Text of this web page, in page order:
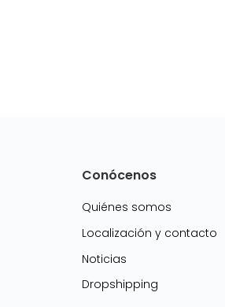
Conócenos
Quiénes somos
Localización y contacto
Noticias
Dropshipping